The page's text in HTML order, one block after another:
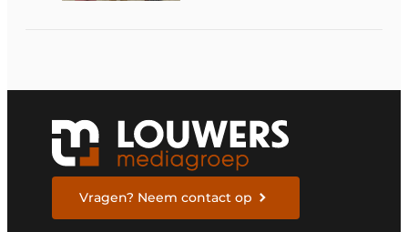
Vragen? Neem contact op